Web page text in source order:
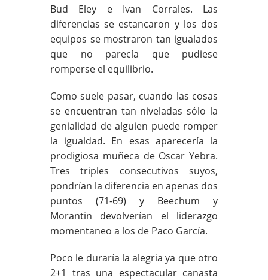
Bud Eley e Ivan Corrales. Las
diferencias se estancaron y los dos
equipos se mostraron tan igualados
que no parecía que pudiese
romperse el equilibrio.
Como suele pasar, cuando las cosas
se encuentran tan niveladas sólo la
genialidad de alguien puede romper
la igualdad. En esas aparecería la
prodigiosa muñeca de Oscar Yebra.
Tres triples consecutivos suyos,
pondrían la diferencia en apenas dos
puntos (71-69) y Beechum y
Morantin devolverían el liderazgo
momentaneo a los de Paco García.
Poco le duraría la alegria ya que otro
2+1 tras una espectacular canasta